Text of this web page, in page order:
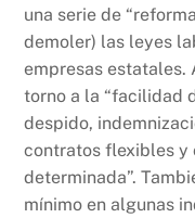
una serie de
demoler) las leyes
empresas estatales.
torno a la “facilidad
despido,
contratos flexibles y
determinada”.
mínimo en algunas